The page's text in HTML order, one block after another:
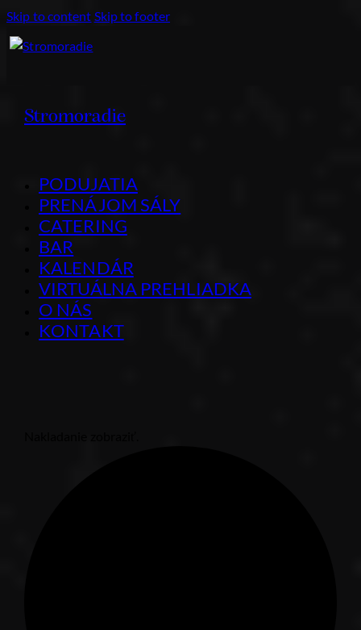
Skip to content Skip to footer
Stromoradie
PODUJATIA
PRENÁJOM SÁLY
CATERING
BAR
KALENDÁR
VIRTUÁLNA PREHLIADKA
O NÁS
KONTAKT